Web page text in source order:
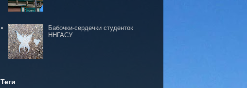
Бабочки-сердечки студенток
ННГАСУ
Теги